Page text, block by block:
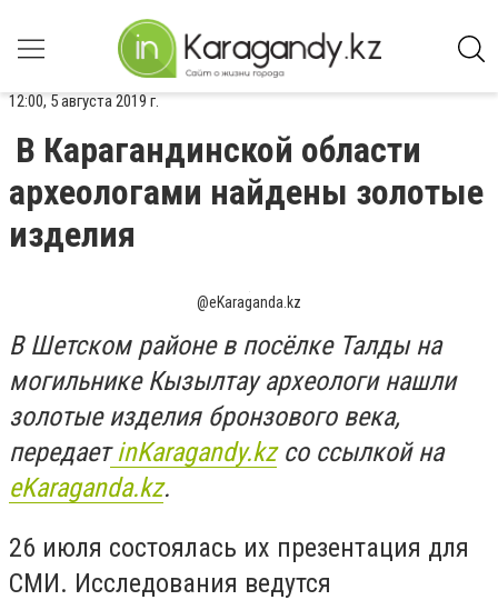
12:00, 5 августа 2019 г.
В Карагандинской области
археологами найдены золотые
изделия
@еKaraganda.kz
В Шетском районе в посёлке Талды на
могильнике Кызылтау археологи нашли
золотые изделия бронзового века,
передаетinKaragandy.kzсо ссылкой на
еKaraganda.kz.
26 июля состоялась их презентация для
СМИ. Исследования ведутся